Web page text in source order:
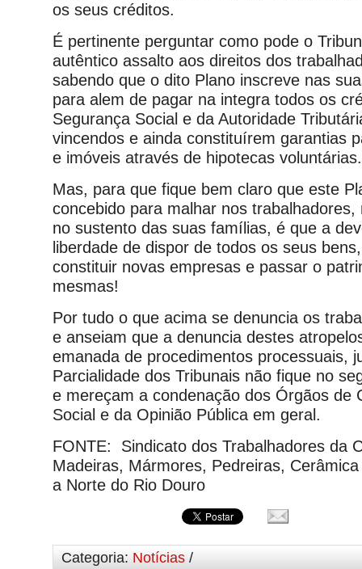
os seus créditos.
É pertinente perguntar como pode o
autêntico assalto aos direitos dos
sabendo que o dito Plano inscreve nas
para alem de pagar na integra todos os
Segurança Social e da Autoridade
vincendos e ainda constituírem garantias
e imóveis através de hipotecas voluntárias.
Mas, para que fique bem claro que este
concebido para malhar nos
no sustento das suas famílias, é que a
liberdade de dispor de todos os seus
constituir novas empresas e passar o
mesmas!
Por tudo o que acima se denuncia os
e anseiam que a denuncia destes
emanada de procedimentos processuais,
Parcialidade dos Tribunais não fique no
e mereçam a condenação dos Órgãos de
Social e da Opinião Pública em geral.
FONTE: Sindicato dos Trabalhadores da
Madeiras, Mármores, Pedreiras,
a Norte do Rio Douro
Categoria: Notícias /